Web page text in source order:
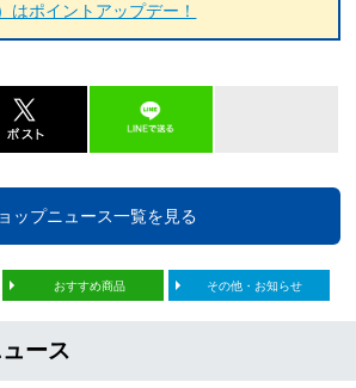
はポイントアップデー！
ップニュース一覧を見る
おすすめ商品 その他・お知らせ
ース